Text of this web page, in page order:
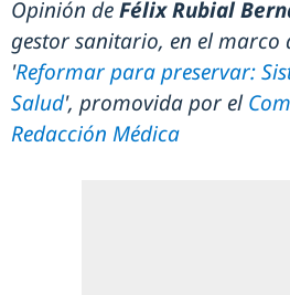
Opinión deFélix Rubial
gestor sanitario, en el marco
'Reformar para preservar:
Salud', promovida por el
Redacción Médica